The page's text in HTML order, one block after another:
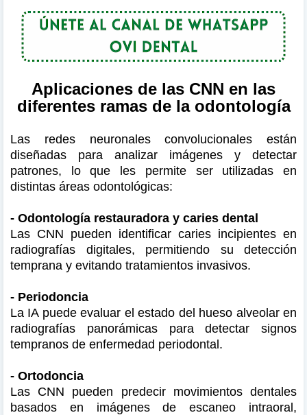
Aplicaciones de las CNN en las
diferentes ramas de la odontología
Las redes neuronales convolucionales están
diseñadas para analizar imágenes y detectar
patrones, lo que les permite ser utilizadas en
distintas áreas odontológicas:
- Odontología restauradora y caries dental
Las CNN pueden identificar caries incipientes en
radiografías digitales, permitiendo su detección
temprana y evitando tratamientos invasivos.
- Periodoncia
La IA puede evaluar el estado del hueso alveolar en
radiografías panorámicas para detectar signos
tempranos de enfermedad periodontal.
- Ortodoncia
Las CNN pueden predecir movimientos dentales
basados en imágenes de escaneo intraoral,